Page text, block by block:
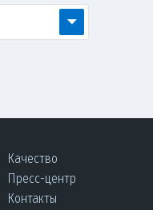
Качество
Пресс-центр
Контакты